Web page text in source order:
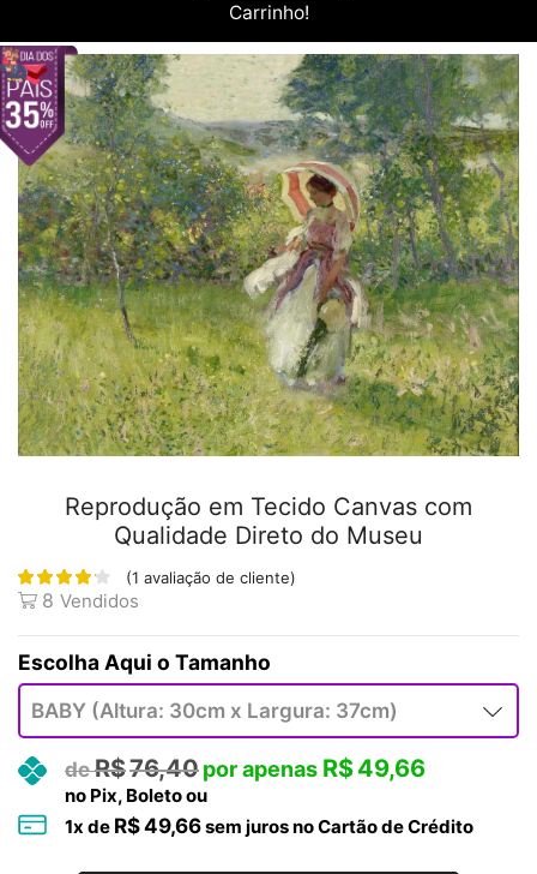
Carrinho!
Reprodução em Tecido Canvas com
Qualidade Direto do Museu
(1 avaliação de cliente)
8 Vendidos
Tamanho
R$76,40 R$49,66
no Pix, Boleto ou
1x de R$49,66sem juros no Cartão de Crédito